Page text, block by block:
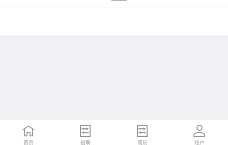
首页 招聘 简历 账户